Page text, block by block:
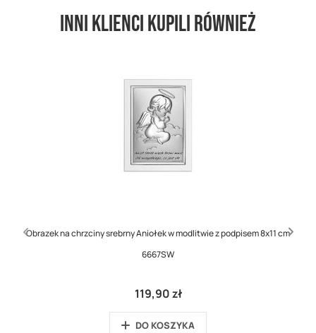
Inni klienci kupili również
Obrazek na chrzciny srebrny Aniołek w modlitwie z podpisem 8x11 cm
6667SW
119,90 zł
DO KOSZYKA